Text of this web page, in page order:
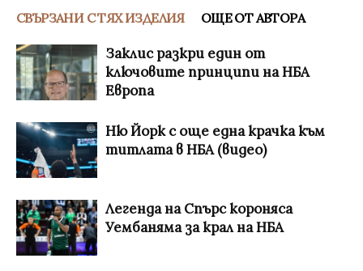
СВЪРЗАНИ С ТЯХ ИЗДЕЛИЯ ОЩЕ ОТ АВТОРА
Заклис разкри един от
ключовите принципи на НБА
Европа
Ню Йорк с още една крачка към
титлата в НБА (видео)
Легенда на Спърс короняса
Уембаняма за крал на НБА